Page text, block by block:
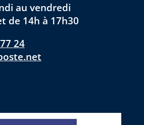
au vendredi
de 14h à 17h30
24